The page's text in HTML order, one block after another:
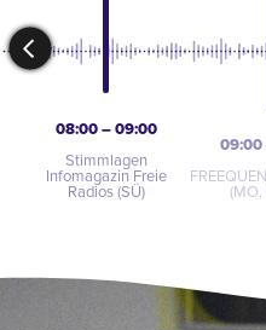
08:00 – 09:00
Stimmlagen
Infomagazin Freie
Radios (SÜ)
09:00
(MO,